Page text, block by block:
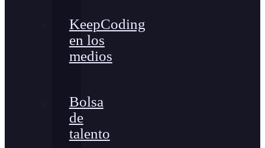
KeepCoding
en los
medios
Bolsa
de
talento